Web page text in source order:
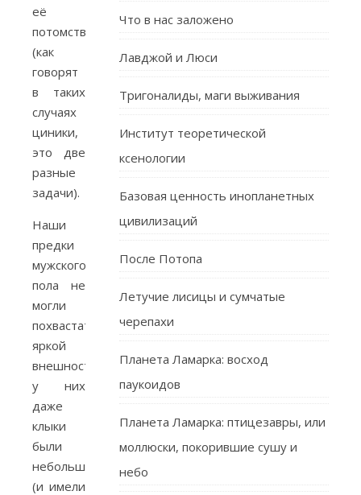
её
потомства
(как
говорят
в таких
случаях
циники,
это две
разные
задачи).
Наши
предки
мужского
пола не
могли
похвастаться
яркой
внешностью,
у них
даже
клыки
были
небольшими
(и имели
Что в нас заложено
Лавджой и Люси
Тригоналиды, маги выживания
Институт теоретической
ксенологии
Базовая ценность инопланетных
цивилизаций
После Потопа
Летучие лисицы и сумчатые
черепахи
Планета Ламарка: восход
паукоидов
Планета Ламарка: птицезавры, или
моллюски, покорившие сушу и
небо